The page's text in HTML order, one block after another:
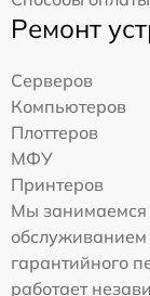
Ремонт
Серверов
Компьютеров
Плоттеров
МФУ
Принтеров
Мы занимаемся
обслуживанием
гарантийного
работает